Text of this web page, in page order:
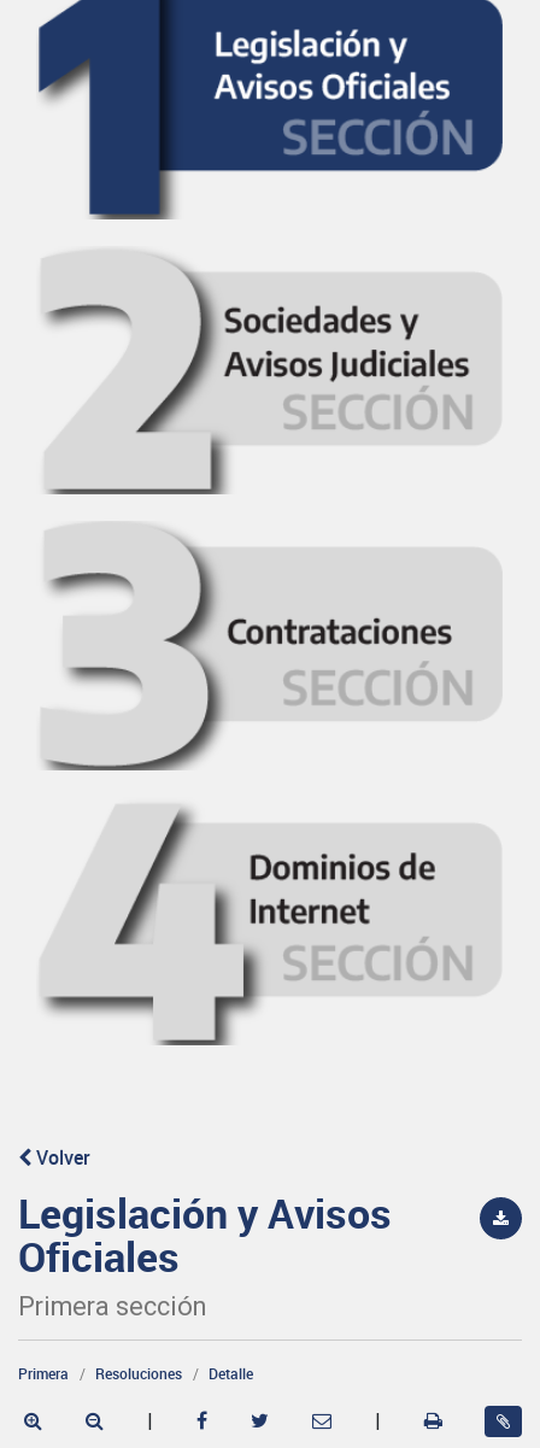
Volver
Legislación y Avisos
Oficiales
Primera sección
Primera Resoluciones Detalle
| |